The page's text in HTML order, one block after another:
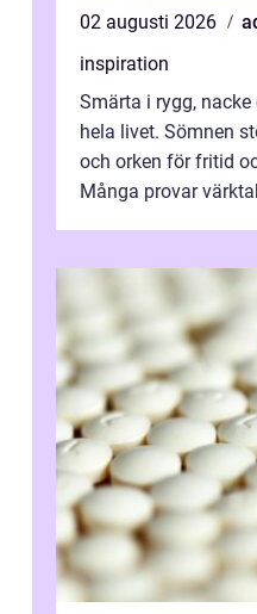
02 augusti 2026
inspiration
Smärta i rygg,
hela livet. Sömnen
och orken för fritid
Många provar